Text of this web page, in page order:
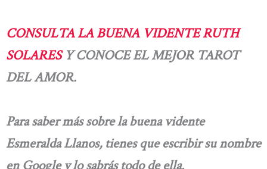
CONSULTA LA BUENA VIDENTE RUTH
SOLARES Y CONOCE EL MEJOR TAROT
DEL AMOR.
Para saber más sobre la buena vidente
Esmeralda Llanos, tienes que escribir su nombre
en Google y lo sabrás todo de ella.